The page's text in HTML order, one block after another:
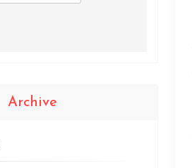
Archive